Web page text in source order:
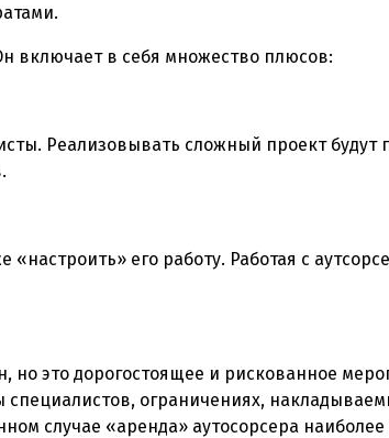
включает в себя множество плюсов:
Реализовывать сложный проект
его работу. Работая с
но это дорогостоящее и рискованное
специалистов, ограничениях,
случае «аренда» аутосорсера